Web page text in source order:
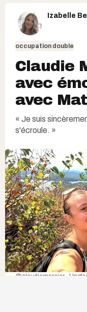
Izabelle
occupation double
Claudie
avec
avec
« Je suis
s'écroule. »
@claudiemercier_ |